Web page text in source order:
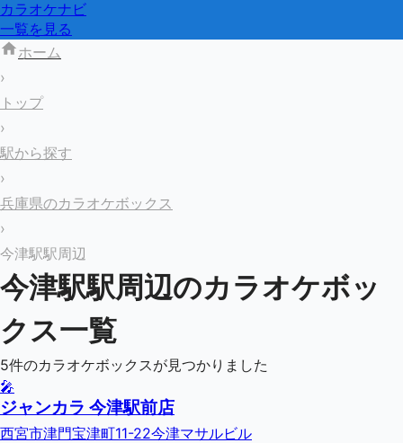
カラオケナビ
一覧を見る
ホーム
›
トップ
›
駅から探す
›
兵庫県のカラオケボックス
›
今津駅駅周辺
今津駅駅周辺のカラオケボッ
クス一覧
5件のカラオケボックスが見つかりました
🎤
ジャンカラ 今津駅前店
西宮市津門宝津町11-22今津マサルビル